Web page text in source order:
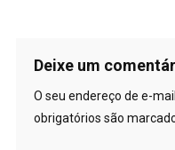
Deixe um
O seu endereço de e-
obrigatórios são